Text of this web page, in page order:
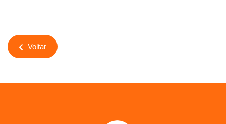
Voltar